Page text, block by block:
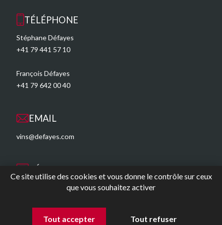
TÉLÉPHONE
Stéphane Défayes
+41 79 441 57 10
François Défayes
+41 79 642 00 40
EMAIL
vins@defayes.com
RÉSEAUX SOCIAUX
Ce site utilise des cookies et vous donne le contrôle sur ceux
que vous souhaitez activer
Tout accepter Tout refuser